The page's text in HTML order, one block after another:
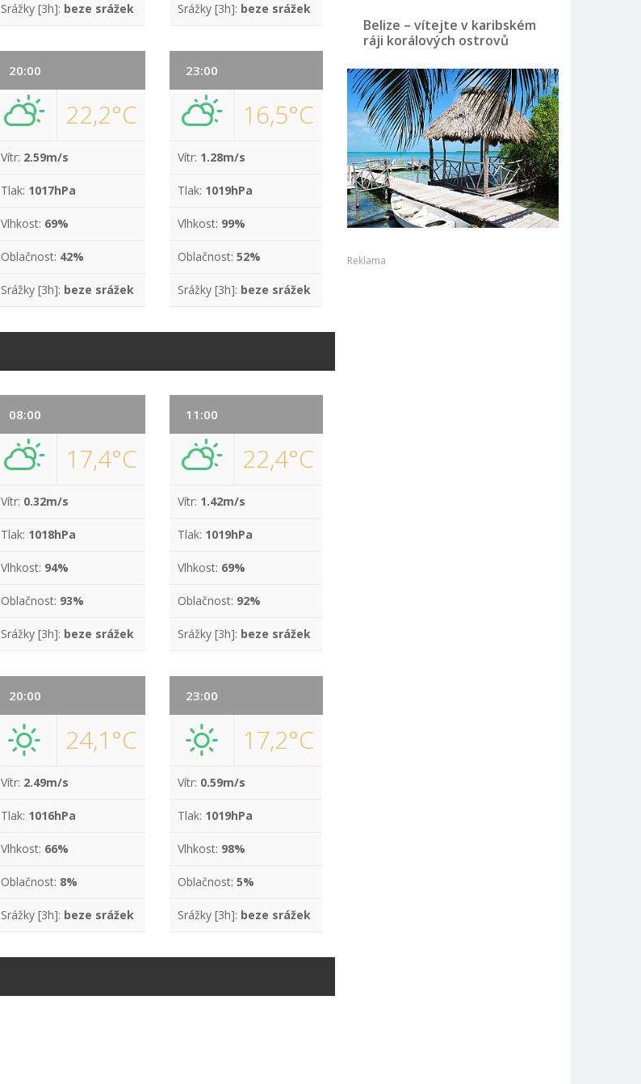
Srážky [3h]: beze srážek Srážky [3h]: beze srážek
20:00
22,2°C
Vítr: 2.59m/s
Tlak: 1017hPa
Vlhkost: 69%
Oblačnost: 42%
Srážky [3h]: beze srážek
23:00
16,5°C
Vítr: 1.28m/s
Tlak: 1019hPa
Vlhkost: 99%
Oblačnost:52%
Srážky [3h]: beze srážek
08:00
17,4°C
Vítr: 0.32m/s
Tlak: 1018hPa
Vlhkost: 94%
Oblačnost: 93%
Srážky [3h]: beze srážek
11:00
22,4°C
Vítr: 1.42m/s
Tlak: 1019hPa
Vlhkost: 69%
Oblačnost: 92%
Srážky [3h]: beze srážek
20:00
24,1°C
Vítr: 2.49m/s
Tlak: 1016hPa
Vlhkost: 66%
Oblačnost: 8%
Srážky [3h]: beze srážek
23:00
17,2°C
Vítr: 0.59m/s
Tlak: 1019hPa
Vlhkost: 98%
Oblačnost:5%
Srážky [3h]: beze srážek
Belize – vítejte v karibském
ráji korálových ostrovů
Reklama